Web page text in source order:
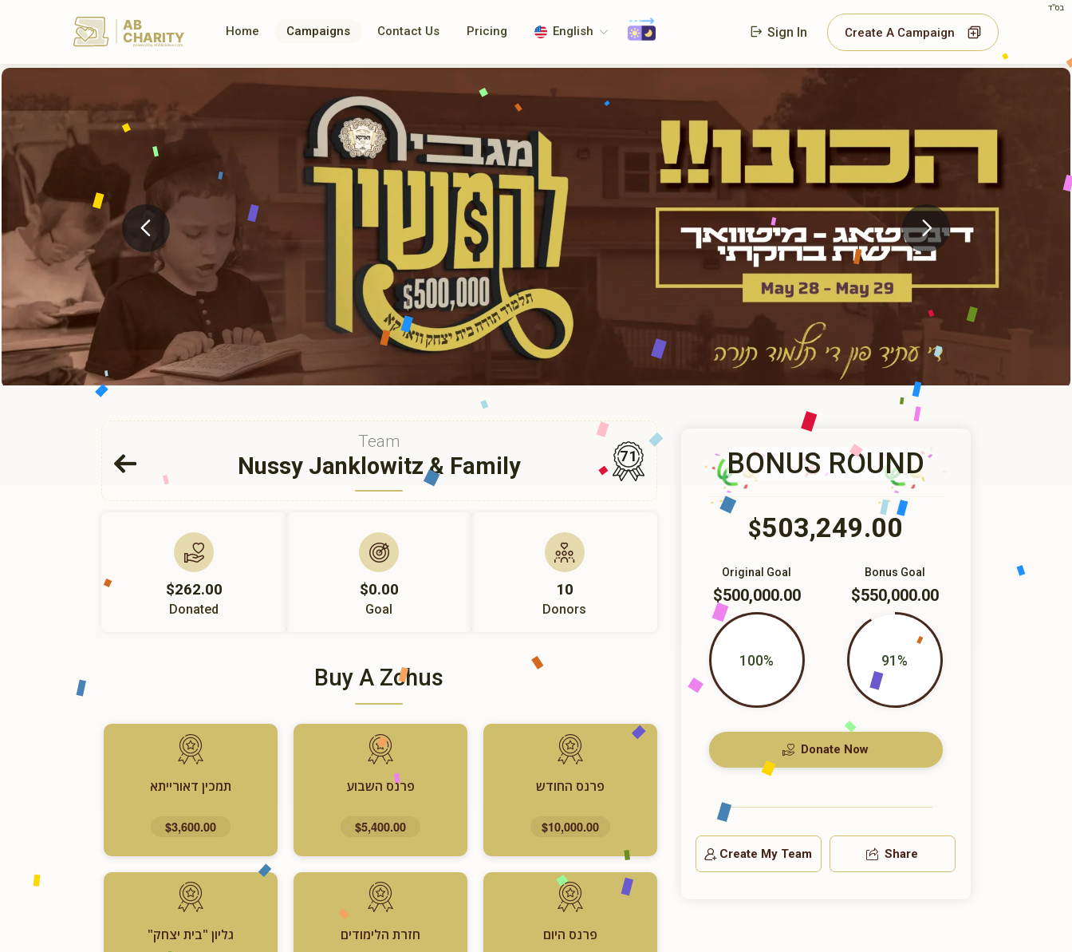
בס"ד
AB
CHARITY
powerd by ahblicklive.com
Home Campaigns Contact Us Pricing English Sign In Create A Campaign
Team
Nussy Janklowitz & Family 71
$262.00
Donated
$0.00
Goal
10
Donors
Buy A Zchus
פרנס החודש
$10,000.00
פרנס השבוע
$5,400.00
תמכין דאורייתא
$3,600.00
פרנס היום חזרת הלימודים גליון "בית יצחק"
BONUS ROUND
$503,249.00
Bonus Goal
$550,000.00
91%
Original Goal
$500,000.00
100%
Donate Now
Create My Team Share